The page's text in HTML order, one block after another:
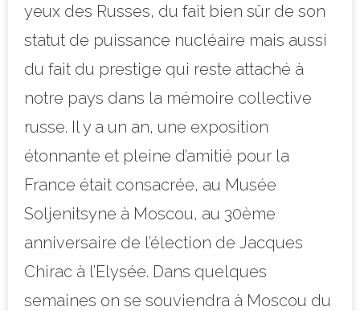
yeux des Russes, du fait bien sûr de son
statut de puissance nucléaire mais aussi
du fait du prestige qui reste attaché à
notre pays dans la mémoire collective
russe. Il y a un an, une exposition
étonnante et pleine d’amitié pour la
France était consacrée, au Musée
Soljenitsyne à Moscou, au 30ème
anniversaire de l’élection de Jacques
Chirac à l’Elysée. Dans quelques
semaines on se souviendra à Moscou du